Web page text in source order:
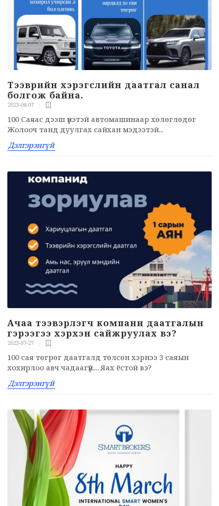
Тээврийн хэрэгслийн даатгал санал
болгож байна.
2023-08-07
100 Саяас дээш үнэтэй автомашинаар хөлөглөдөг
Жолооч танд дуулгах сайхан мэдээтэй...
Дэлгэрэнгүй
Ачаа тээвэрлэгч компани даатгалын
гэрээгээ хэрхэн сайжруулах вэ?
2023-07-27
100 сая төгрөг даатгалд төлсөн хэрнээ 3 саяын
хохирлоо авч чадаагүй.... Яах ёстой вэ?
Дэлгэрэнгүй